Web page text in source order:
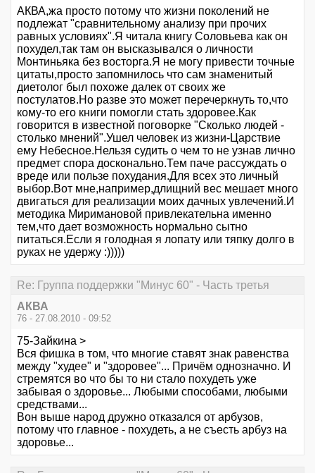
АКВА,жа просто потому что жизни поколений не
подлежат "сравнительному анализу при прочих
равных условиях".Я читала книгу Соловьева как он
похудел,так там он высказывался о личности
Монтиньяка без восторга.Я не могу привести точные
цитаты,просто запомнилось что сам знаменитый
диетолог был похоже далек от своих же
постулатов.Но разве это может перечеркнуть то,что
кому-то его книги помогли стать здоровее.Как
говорится в известной поговорке "Сколько людей -
столько мнений".Ушел человек из жизни-Царствие
ему Небесное.Нельзя судить о чем то не узнав лично
предмет спора досконально.Тем паче рассуждать о
вреде или пользе похудания.Для всех это личный
выбор.Вот мне,например,длищний вес мешает много
двигаться для реализации моих дачных увлечений.И
методика Миримановой привлекательна именно
тем,что дает возможность нормально сытно
питаться.Если я голодная я лопату или тяпку долго в
руках не удержу :)))))
Re: Группа поддержки "Минус 60" - Часть третья
АКВА
76 - 27.08.2010 - 09:52
75-Зайкина >
Вся фишка в том, что многие ставят знак равенства
между "худее" и "здоровее"... Причём однозначно. И
стремятся во что бы то ни стало похудеть уже
забывая о здоровье... Любыми способами, любыми
средствами...
Вон выше народ дружно отказался от арбузов,
потому что главное - похудеть, а не съесть арбуз на
здоровье...